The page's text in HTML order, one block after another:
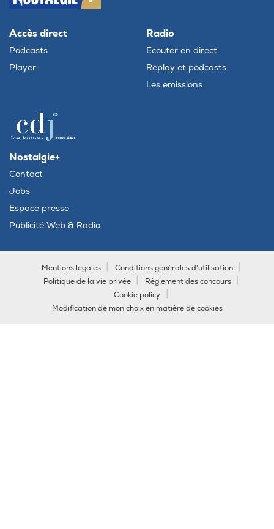
Accès direct
Podcasts
Player
Radio
Ecouter en direct
Replay et podcasts
Les emissions
Nostalgie+
Contact
Jobs
Espace presse
Publicité Web & Radio
Mentions légales
Conditions générales d'utilisation
Politique de la vie privée
Règlement des concours
Cookie policy
Modification de mon choix en matière de cookies